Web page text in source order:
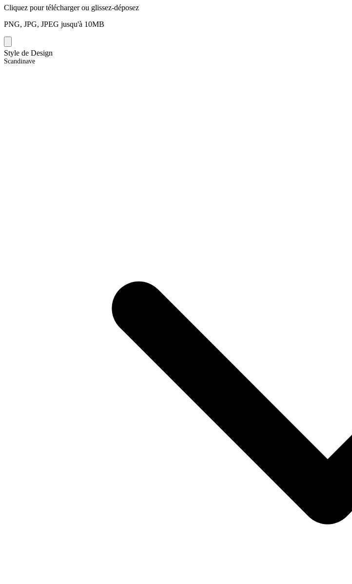
Cliquez pour télécharger ou glissez-déposez
PNG, JPG, JPEG jusqu'à 10MB
Style de Design
Scandinave